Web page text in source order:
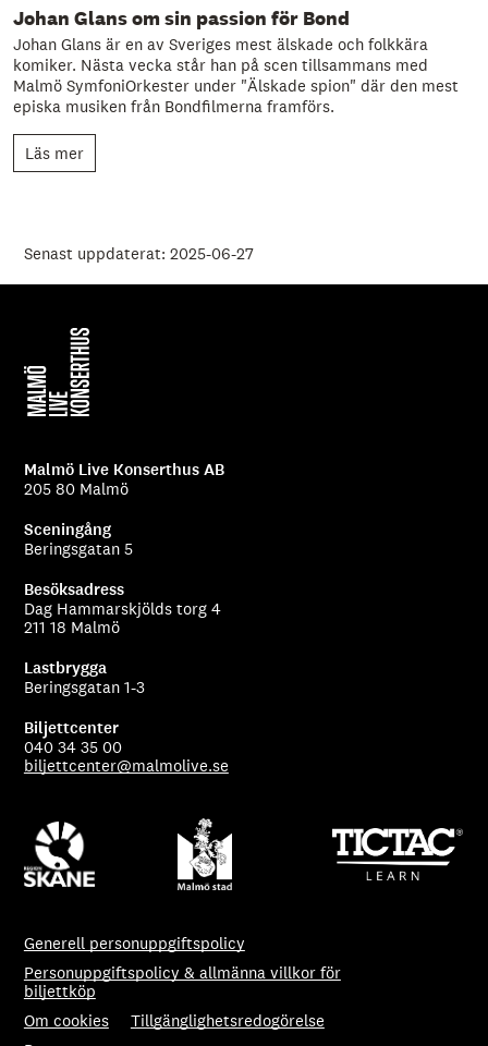
Johan Glans om sin passion för Bond
Johan Glans är en av Sveriges mest älskade och folkkära
komiker. Nästa vecka står han på scen tillsammans med
Malmö SymfoniOrkester under "Älskade spion" där den mest
episka musiken från Bondfilmerna framförs.
Läs mer
Senast uppdaterat: 2025-06-27
Malmö Live Konserthus AB
205 80 Malmö
Sceningång
Beringsgatan 5
Besöksadress
Dag Hammarskjölds torg 4
211 18 Malmö
Lastbrygga
Beringsgatan 1-3
Biljettcenter
040 34 35 00
biljettcenter@malmolive.se
Generell personuppgiftspolicy
Personuppgiftspolicy & allmänna villkor för
biljettköp
Om cookies
Tillgänglighetsredogörelse